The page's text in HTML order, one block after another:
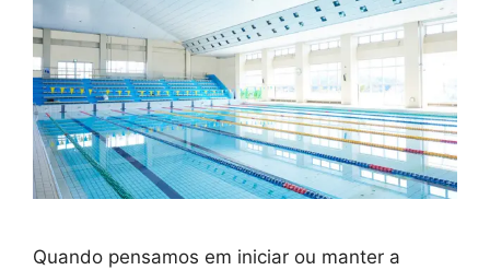
Quando pensamos em iniciar ou manter a